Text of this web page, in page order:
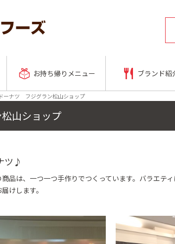
お持ち帰りメニュー ブランド紹
ーナツ フジグラン松山ショップ
山ショップ
ツ♪
品は、一つ一つ手作りでつくっています。バラエテ
けします。